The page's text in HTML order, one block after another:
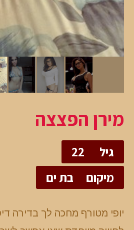
מירן הפצצה
גיל
22
מיקום
בת ים
יופי מטורף מחכה לך בדירה